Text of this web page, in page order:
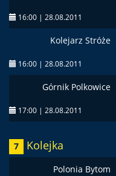
16:00 | 28.08.2011
Kolejarz Stróże
16:00 | 28.08.2011
Górnik Polkowice
17:00 | 28.08.2011
7 Kolejka
Polonia Bytom